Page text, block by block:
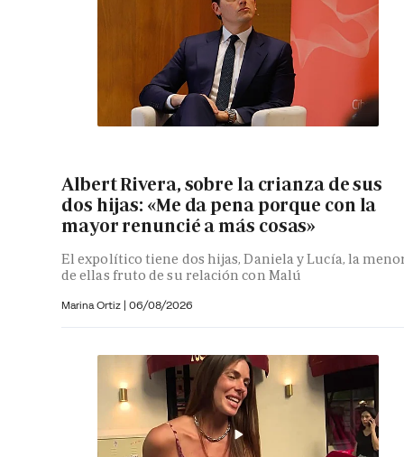
Albert Rivera, sobre la crianza de sus
dos hijas: «Me da pena porque con la
mayor renuncié a más cosas»
El expolítico tiene dos hijas, Daniela y Lucía, la
de ellas fruto de su relación con Malú
Marina Ortiz | 06/08/2026